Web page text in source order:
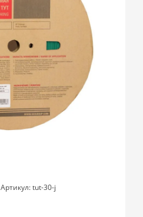
Артикул: tut-30-j